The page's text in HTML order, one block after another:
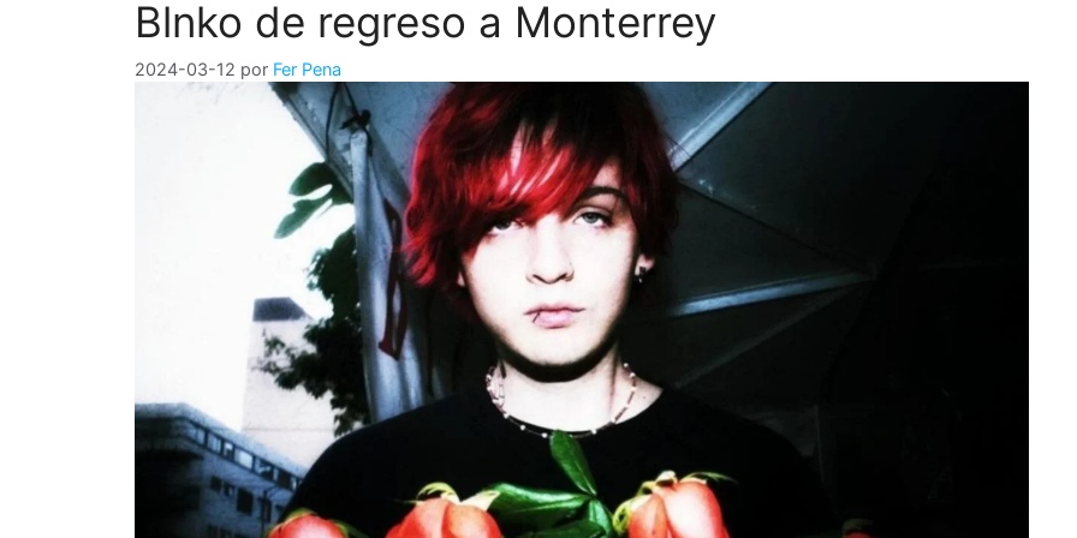
Blnko de regreso a Monterrey
2024-03-12 por Fer Pena